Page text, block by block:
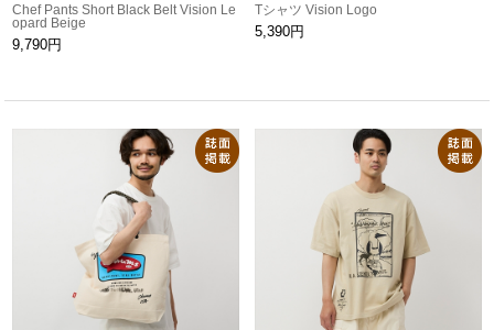
Chef Pants Short Black Belt Vision Le
opard Beige
9,790円
Tシャツ Vision Logo
5,390円